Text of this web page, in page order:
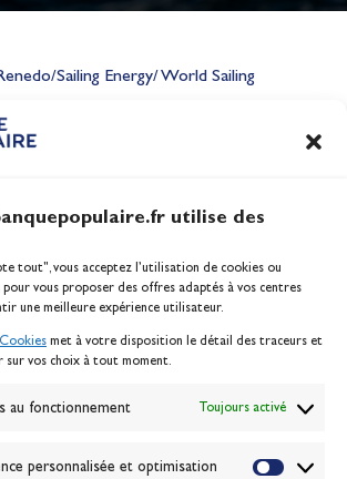
utilise des
tout", vous acceptez l’utilisation de cookies ou
vous proposer des offres adaptés à vos centres
une meilleure expérience utilisateur.
met à votre disposition le détail des traceurs et
sur vos choix à tout moment.
au fonctionnement Toujours activé
personnalisée et optimisation
Sailing Energy/ World Sailing
Nolot en or à Long
2028
serveur média
des cookies
de la voile
Voile TV